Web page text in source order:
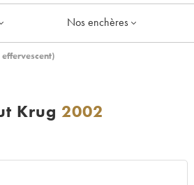
Nos enchères
Krug 2002